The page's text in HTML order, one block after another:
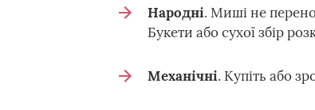
Народні. Миші не
Букети або сухої збір
Механічні. Купіть або